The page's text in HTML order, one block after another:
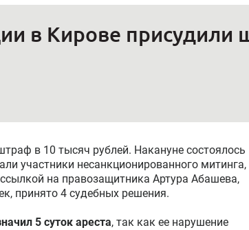
в Кирове присудили
в 10 тысяч рублей. Накануне состоялось
участники несанкционированного митинга,
на правозащитника Артура Абашева,
принято 4 судебных решения.
5 суток ареста, так как ее нарушение